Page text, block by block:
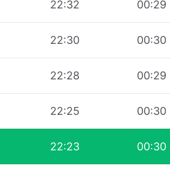
22:32 00:29
22:30 00:30
22:28 00:29
22:25 00:30
22:23 00:30